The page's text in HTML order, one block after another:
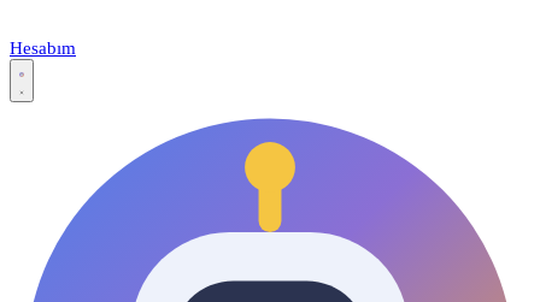
Hesabım